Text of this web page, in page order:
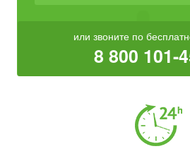
или звоните по
8 800 101-